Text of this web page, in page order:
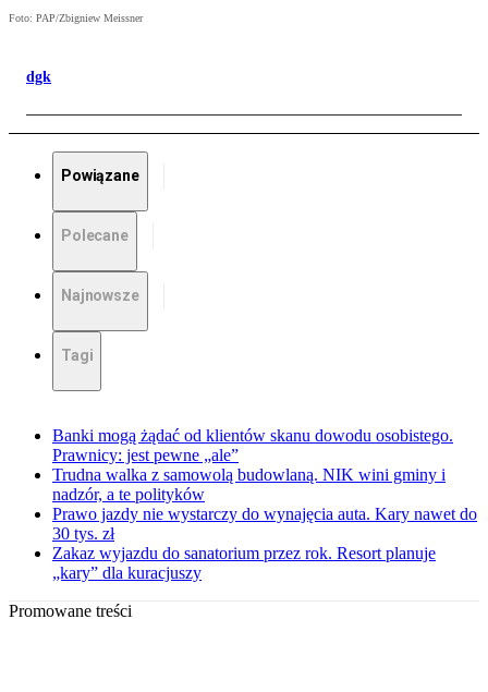
Foto: PAP/Zbigniew Meissner
dgk
Powiązane
Polecane
Najnowsze
Tagi
Banki mogą żądać od klientów skanu dowodu osobistego.
Prawnicy: jest pewne „ale”
Trudna walka z samowolą budowlaną. NIK wini gminy i
nadzór, a te polityków
Prawo jazdy nie wystarczy do wynajęcia auta. Kary nawet do
30 tys. zł
Zakaz wyjazdu do sanatorium przez rok. Resort planuje
„kary” dla kuracjuszy
Promowane treści